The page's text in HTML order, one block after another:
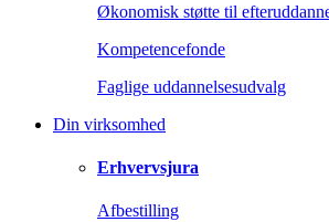
Økonomisk støtte til
Kompetencefonde
Faglige uddannelsesudvalg
Din virksomhed
Erhvervsjura
Afbestilling